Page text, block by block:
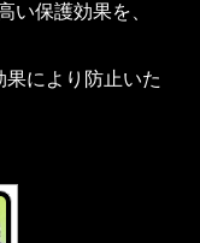
い保護効果を、
により防止いた